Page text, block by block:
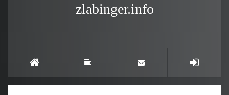
zlabinger.info